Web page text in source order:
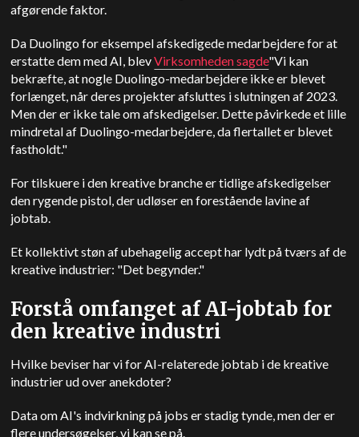
afgørende faktor.
Da Duolingo for eksempel afskedigede medarbejdere for at
erstatte dem med AI, blevVirksomheden sagde"Vi kan
bekræfte, at nogle Duolingo-medarbejdere ikke er blevet
forlænget, når deres projekter afsluttes i slutningen af 2023.
Men der er ikke tale om afskedigelser. Dette påvirkede et lille
mindretal af Duolingo-medarbejdere, da flertallet er blevet
fastholdt."
For tilskuere i den kreative branche er tidlige afskedigelser
den rygende pistol, der udløser en forestående lavine af
jobtab.
Et kollektivt støn af ubehagelig accept har lydt på tværs af de
kreative industrier: "Det begynder."
Forstå omfanget af AI-jobtab for
den kreative industri
Hvilke beviser har vi for AI-relaterede jobtab i de kreative
industrier ud over anekdoter?
Data om AI's indvirkning på jobs er stadig tynde, men der er
flere undersøgelser, vi kan se på.